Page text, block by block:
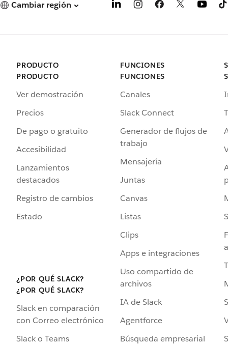
Cambiar región
PRODUCTO
PRODUCTO
Ver demostración
Precios
De pago o gratuito
Accesibilidad
Lanzamientos
destacados
Registro de cambios
Estado
¿POR QUÉ SLACK?
¿POR QUÉ SLACK?
Slack en comparación
con Correo electrónico
Slack o Teams
FUNCIONES
FUNCIONES
Canales
Slack Connect
Generador de flujos de
trabajo
Mensajería
Juntas
Canvas
Listas
Clips
Apps e integraciones
Uso compartido de
archivos
IA de Slack
Agentforce
Búsqueda empresarial